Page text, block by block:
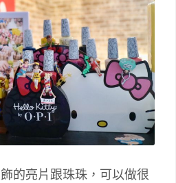
的亮片跟珠珠，可以做很